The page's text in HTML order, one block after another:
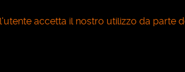
accetta il nostro utilizzo da parte